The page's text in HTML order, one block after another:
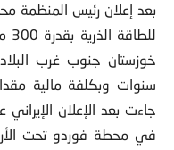
بعد إعلان رئيس المنظمة
خوزستان جنوب غرب
في محطة فوردو تحت